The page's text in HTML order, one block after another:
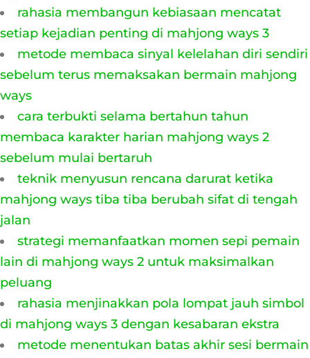
rahasia membangun kebiasaan mencatat
setiap kejadian penting di mahjong ways 3
metode membaca sinyal kelelahan diri sendiri
sebelum terus memaksakan bermain mahjong
ways
cara terbukti selama bertahun tahun
membaca karakter harian mahjong ways 2
sebelum mulai bertaruh
teknik menyusun rencana darurat ketika
mahjong ways tiba tiba berubah sifat di tengah
jalan
strategi memanfaatkan momen sepi pemain
lain di mahjong ways 2 untuk maksimalkan
peluang
rahasia menjinakkan pola lompat jauh simbol
di mahjong ways 3 dengan kesabaran ekstra
metode menentukan batas akhir sesi bermain